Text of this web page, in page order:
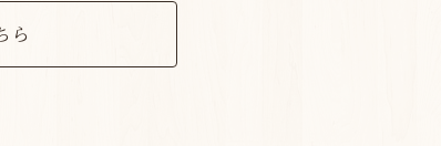
ら